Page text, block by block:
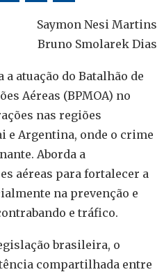
Saymon Nesi Martins
Bruno Smolarek Dias
atuação do Batalhão de
Aéreas (BPMOA) no
nas regiões
e Argentina, onde o crime
Aborda a
aéreas para fortalecer a
na prevenção e
e tráfico.
brasileira, o
compartilhada entre